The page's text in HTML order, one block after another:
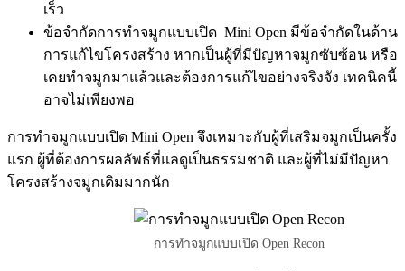
เร็ว
ข้อจำกัดการทำจมูกแบบเปิด Mini Open มีข้อจำกัดในด้าน
การแก้ไขโครงสร้าง หากเป็นผู้ที่มีปัญหาจมูกซับซ้อน หรือ
เคยทำจมูกมาแล้วและต้องการแก้ไขอย่างจริงจัง เทคนิคนี้
อาจไม่เพียงพอ
การทำจมูกแบบเปิด Mini Open จึงเหมาะกับผู้ที่เสริมจมูกเป็นครั้ง
แรก ผู้ที่ต้องการผลลัพธ์ที่แลดูเป็นธรรมชาติ และผู้ที่ไม่มีปัญหา
โครงสร้างจมูกเดิมมากนัก
การทำจมูกแบบเปิด Open Recon